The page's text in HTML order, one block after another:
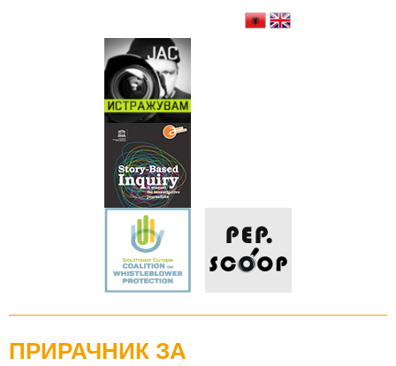
ПРИРАЧНИК ЗА